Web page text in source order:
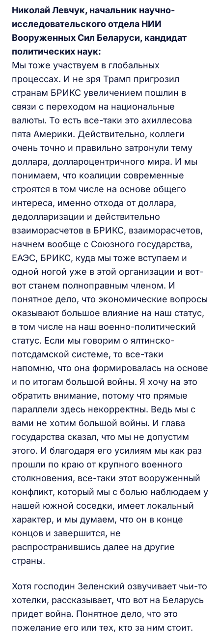
Николай Левчук, начальник научно-
исследовательского отдела НИИ
Вооруженных Сил Беларуси, кандидат
политических наук:
Мы тоже участвуем в глобальных
процессах. И не зря Трамп пригрозил
странам БРИКС увеличением пошлин в
связи с переходом на национальные
валюты. То есть все-таки это ахиллесова
пята Америки. Действительно, коллеги
очень точно и правильно затронули тему
доллара, доллароцентричного мира. И мы
понимаем, что коалиции современные
строятся в том числе на основе общего
интереса, именно отхода от доллара,
дедолларизации и действительно
взаиморасчетов в БРИКС, взаиморасчетов,
начнем вообще с Союзного государства,
ЕАЭС, БРИКС, куда мы тоже вступаем и
одной ногой уже в этой организации и вот-
вот станем полноправным членом. И
понятное дело, что экономические вопросы
оказывают большое влияние на наш статус,
в том числе на наш военно-политический
статус. Если мы говорим о ялтинско-
потсдамской системе, то все-таки
напомню, что она формировалась на основе
и по итогам большой войны. Я хочу на это
обратить внимание, потому что прямые
параллели здесь некорректны. Ведь мы с
вами не хотим большой войны. И глава
государства сказал, что мы не допустим
этого. И благодаря его усилиям мы как раз
прошли по краю от крупного военного
столкновения, все-таки этот вооруженный
конфликт, который мы с болью наблюдаем у
нашей южной соседки, имеет локальный
характер, и мы думаем, что он в конце
концов и завершится, не
распространившись далее на другие
страны.
Хотя господин Зеленский озвучивает чьи-то
хотелки, рассказывает, что вот на Беларусь
придет война. Понятное дело, что это
пожелание его или тех, кто за ним стоит.